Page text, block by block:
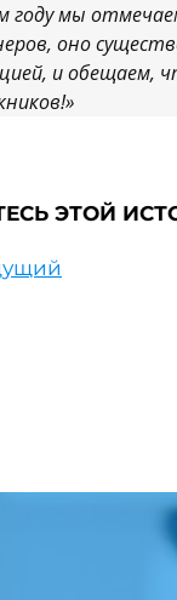
году мы
оно
и обещаем,
ЭТОЙ